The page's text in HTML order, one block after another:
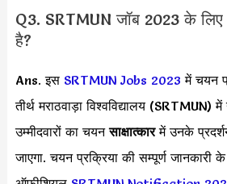
Q3. SRTMUN जॉब 2023 के लिए
है?
Ans. इस SRTMUN Jobs 2023 में चयन
तीर्थ मराठवाड़ा विश्वविद्यालय (SRTMUN)
उम्मीदवारों का चयनसाक्षात्कारमें उनके
जाएगा. चयन प्रक्रिया की सम्पूर्ण जानकारी